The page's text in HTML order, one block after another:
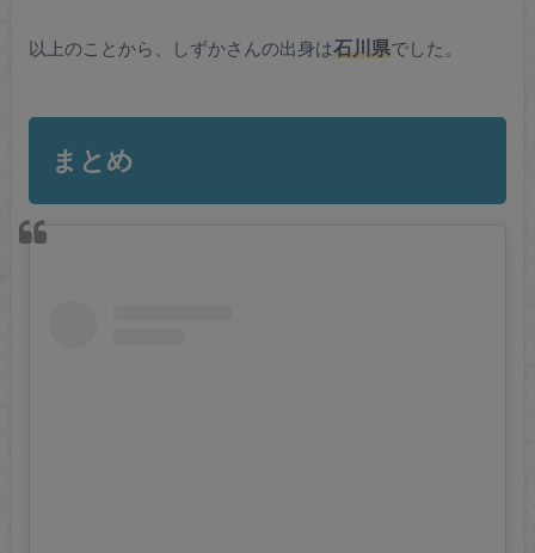
以上のことから、しずかさんの出身は石川県でした。
まとめ